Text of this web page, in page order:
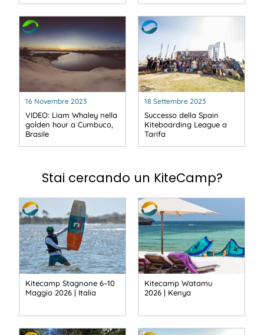
16 Novembre 2023
VIDEO: Liam Whaley nella
golden hour a Cumbuco,
Brasile
18 Settembre 2023
Successo della Spain
Kiteboarding League a
Tarifa
Stai cercando un KiteCamp?
Kitecamp Stagnone 6–10
Maggio 2026 | Italia
Kitecamp Watamu
2026 | Kenya